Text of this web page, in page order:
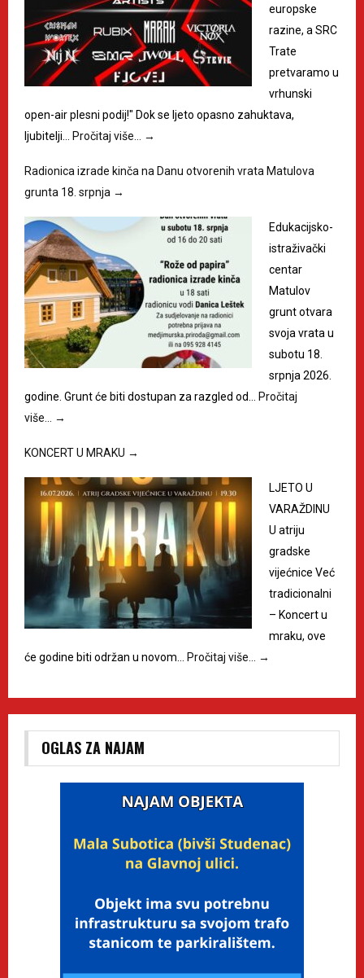
europske
razine, a SRC
Trate
pretvaramo u
vrhunski
open-air plesni podij!" Dok se ljeto opasno zahuktava,
ljubitelji…
Pročitaj više… →
Radionica izrade kinča na Danu otvorenih vrata Matulova
grunta 18. srpnja →
Edukacijsko-
istraživački
centar
Matulov
grunt otvara
svoja vrata u
subotu 18.
srpnja 2026.
godine. Grunt će biti dostupan za razgled od…
Pročitaj
više…
→
KONCERT U MRAKU →
LJETO U
VARAŽDINU
U atriju
gradske
vijećnice Već
tradicionalni
– Koncert u
mraku, ove
će godine biti održan u novom…
Pročitaj više… →
OGLAS ZA NAJAM